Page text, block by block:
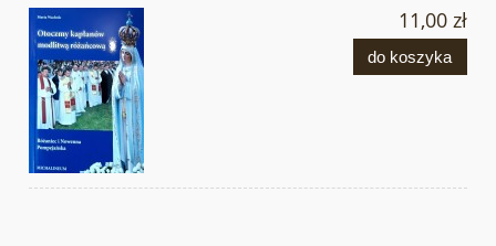
11,00 zł
do koszyka